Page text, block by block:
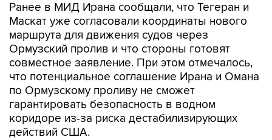
Ранее в МИД Ирана сообщали, что Тегеран и
Маскат уже согласовали координаты нового
маршрута для движения судов через
Ормузский пролив и что стороны готовят
совместное заявление. При этом отмечалось,
что потенциальное соглашение Ирана и Омана
по Ормузскому проливу не сможет
гарантировать безопасность в водном
коридоре из-за риска дестабилизирующих
действий США.